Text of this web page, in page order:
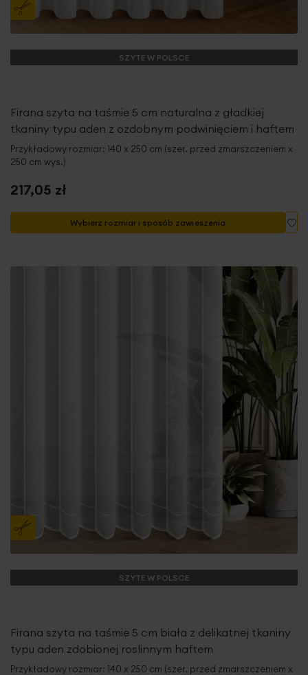
SZYTE W POLSCE
Firana szyta na taśmie 5 cm naturalna z gładkiej
tkaniny typu aden z ozdobnym podwinięciem i haftem
Przykładowy rozmiar: 140 x 250 cm (szer. przed zmarszczeniem x
250 cm wys.)
217,05 zł
Wybierz rozmiar i sposób zawieszenia
SZYTE W POLSCE
Firana szyta na taśmie 5 cm biała z delikatnej tkaniny
typu aden zdobionej roslinnym haftem
Przykładowy rozmiar: 140 x 250 cm (szer. przed zmarszczeniem x